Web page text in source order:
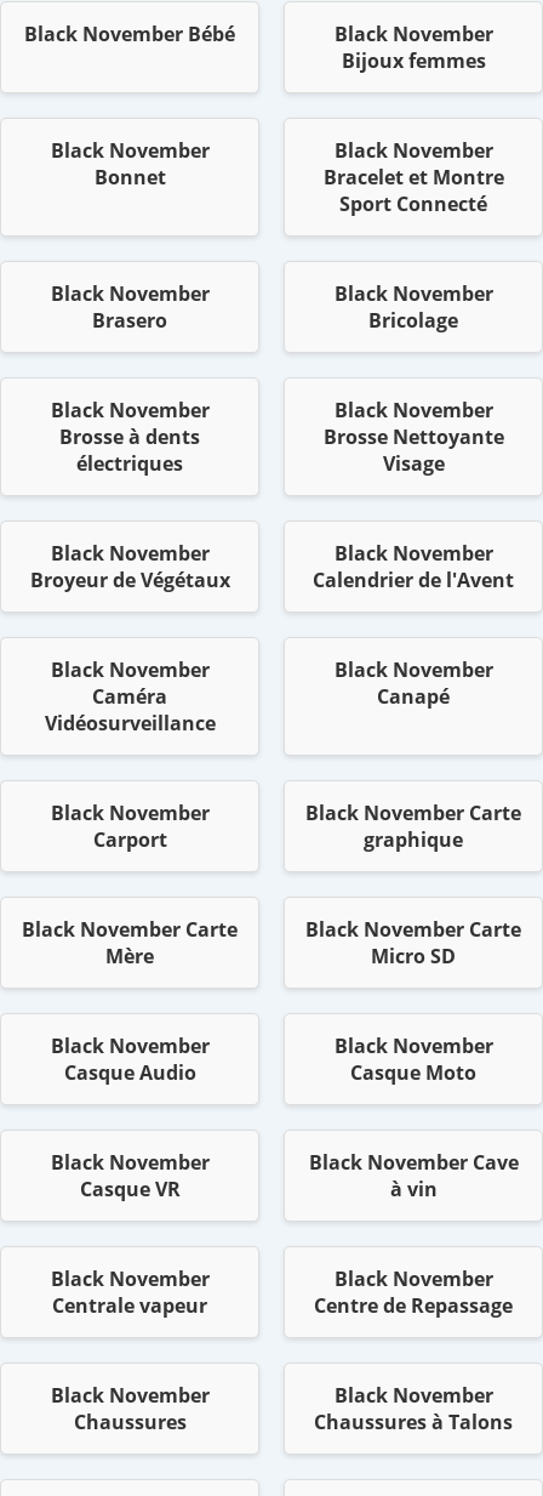
Black November Bébé
Black November
Bijoux femmes
Black November
Bonnet
Black November
Bracelet et Montre
Sport Connecté
Black November
Brasero
Black November
Bricolage
Black November
Brosse à dents
électriques
Black November
Brosse Nettoyante
Visage
Black November
Broyeur de Végétaux
Black November
Calendrier de l'Avent
Black November
Caméra
Vidéosurveillance
Black November
Canapé
Black November
Carport
Black November Carte
graphique
Black November Carte
Mère
Black November Carte
Micro SD
Black November
Casque Audio
Black November
Casque Moto
Black November
Casque VR
Black November Cave
à vin
Black November
Centrale vapeur
Black November
Centre de Repassage
Black November
Chaussures
Black November
Chaussures à Talons